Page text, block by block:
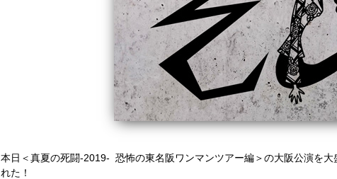
本日＜真夏の死闘-2019- 恐怖の東名阪ワンマンツアー編＞の大阪公演を
れた！